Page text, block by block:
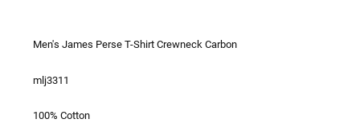
Men's James Perse T-Shirt Crewneck Carbon
mlj3311
100% Cotton